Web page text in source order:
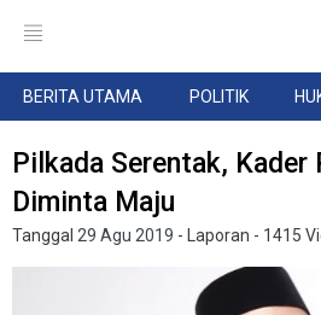
BERITA UTAMA POLITIK
Pilkada Serentak, Kader
Diminta Maju
Tanggal 29 Agu 2019 - Laporan - 1415